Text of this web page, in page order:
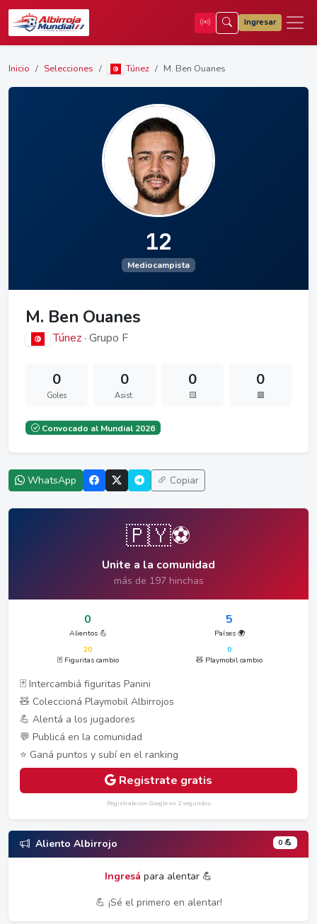
Ingresar
Inicio Selecciones Túnez M. Ben Ouanes
12
Mediocampista
M. Ben Ouanes
Túnez · Grupo F
0
Goles
0
Asist.
0
🟨
0
🟥
Convocado al Mundial 2026
WhatsApp Copiar
🇵🇾⚽
Unite a la comunidad
más de 197 hinchas
0
Alientos 💪
5
Países 🌍
20
🃏 Figuritas cambio
0
🧸 Playmobil cambio
🃏 Intercambiá figuritas Panini
🧸 Coleccioná Playmobil Albirrojos
💪 Alentá a los jugadores
💬 Publicá en la comunidad
⭐ Ganá puntos y subí en el ranking
Registrate gratis
Registrate con Google en 2 segundos
Aliento Albirrojo 0 💪
Ingresá para alentar 💪
💪 ¡Sé el primero en alentar!